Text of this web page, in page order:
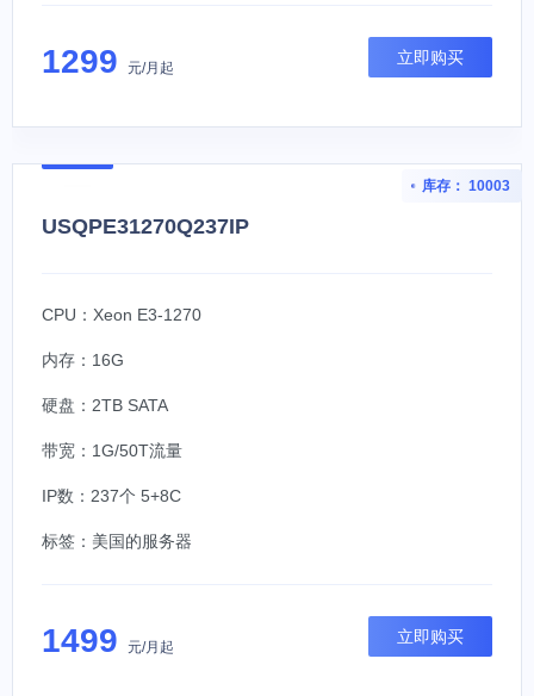
1299 元/月起
立即购买
库存： 10003
USQPE31270Q237IP
CPU：Xeon E3-1270
内存：16G
硬盘：2TB SATA
带宽：1G/50T流量
IP数：237个 5+8C
标签： 美国的服务器
1499 元/月起
立即购买